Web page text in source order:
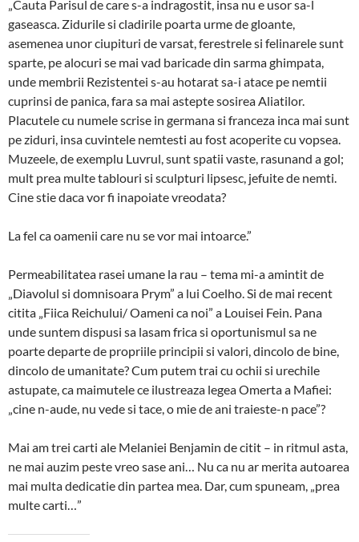
„Cauta Parisul de care s-a indragostit, insa nu e usor sa-l
gaseasca. Zidurile si cladirile poarta urme de gloante,
asemenea unor ciupituri de varsat, ferestrele si felinarele sunt
sparte, pe alocuri se mai vad baricade din sarma ghimpata,
unde membrii Rezistentei s-au hotarat sa-i atace pe nemtii
cuprinsi de panica, fara sa mai astepte sosirea Aliatilor.
Placutele cu numele scrise in germana si franceza inca mai sunt
pe ziduri, insa cuvintele nemtesti au fost acoperite cu vopsea.
Muzeele, de exemplu Luvrul, sunt spatii vaste, rasunand a gol;
mult prea multe tablouri si sculpturi lipsesc, jefuite de nemti.
Cine stie daca vor fi inapoiate vreodata?
La fel ca oamenii care nu se vor mai intoarce.”
Permeabilitatea rasei umane la rau – tema mi-a amintit de
„Diavolul si domnisoara Prym” a lui Coelho. Si de mai recent
citita „Fiica Reichului/ Oameni ca noi” a Louisei Fein. Pana
unde suntem dispusi sa lasam frica si oportunismul sa ne
poarte departe de propriile principii si valori, dincolo de bine,
dincolo de umanitate? Cum putem trai cu ochii si urechile
astupate, ca maimutele ce ilustreaza legea Omerta a Mafiei:
„cine n-aude, nu vede si tace, o mie de ani traieste-n pace”?
Mai am trei carti ale Melaniei Benjamin de citit – in ritmul asta,
ne mai auzim peste vreo sase ani… Nu ca nu ar merita autoarea
mai multa dedicatie din partea mea. Dar, cum spuneam, „prea
multe carti…”